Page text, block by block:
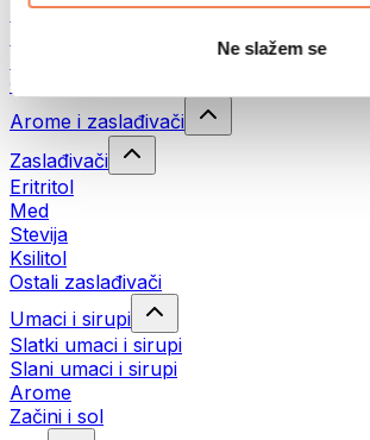
Ne slažem se
Proteinski čips
Ostali snackovi
Arome i zaslađivači
Zaslađivači
Eritritol
Med
Stevija
Ksilitol
Ostali zaslađivači
Umaci i sirupi
Slatki umaci i sirupi
Slani umaci i sirupi
Arome
Začini i sol